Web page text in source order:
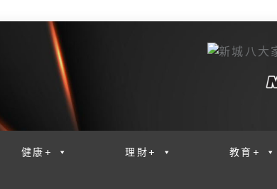
健康+ 理財+ 教育+